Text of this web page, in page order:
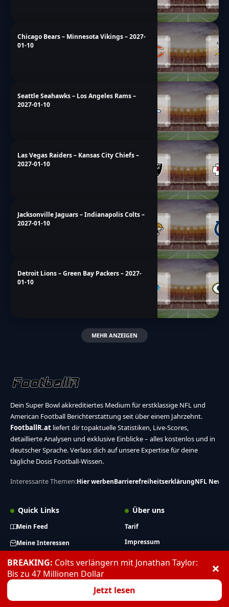
Chicago Bears – Minnesota Vikings – 2027-
01-10
Seattle Seahawks – Los Angeles Rams –
2027-01-10
Las Vegas Raiders – Kansas City Chiefs –
2027-01-10
Jacksonville Jaguars – Indianapolis Colts –
2027-01-10
Detroit Lions – Green Bay Packers – 2027-
01-10
MEHR ANZEIGEN
Dein Super Bowl akkreditiertes Medium für erstklassige NFL und
American Football Berichterstattung seit über einem Jahrzehnt.
FootballR.at liefert dir topaktuelle Statistiken, Live-Scores,
detaillierte Analysen und exklusive Einblicke – alles kostenlos und in
deutscher Sprache. Verlass dich auf unsere Expertise für deine
tägliche Dosis Football-Wissen.
Interessante Themen:Hier werbenBarrierefreiheitserklärungNFL News
Quick Links
Mein Feed
Meine Interessen
Leseverlauf
Von mir gespeichert
Über uns
Tarif
Impressum
BREAKING: Colts verlängern mit Jonathan Taylor:
Bis zu 47 Millionen Dollar
Jetzt lesen
×